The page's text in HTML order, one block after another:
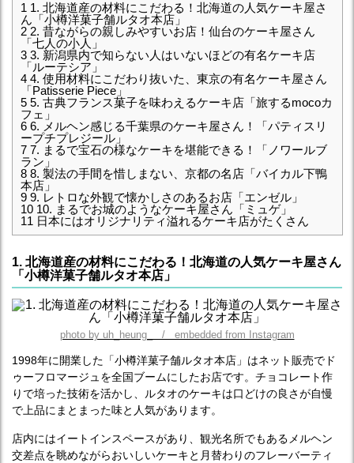
1 1. 北海道産の材料にこだわる！北海道の人気ケーキ屋さ
ん「小樽洋菓子舗ルタオ本店」
2 2. 昔ながらの親しみやすいお店！仙台のケーキ屋さん
「七人の小人」
3 3. 新潟県内で知らない人はいないほどの有名ケーキ店
「ルーテシア」
4 4. 使用材料にこだわり抜いた、東京の有名ケーキ屋さん
「Patisserie Piece」
5 5. 古典フランス菓子を味わえるケーキ店「旅するmocoカ
フェ」
6 6. メルヘン感じる千葉県のケーキ屋さん！「パティスリ
ープチプレジール」
7 7. まるで宝石の様なケーキを堪能できる！「ノワールブ
ラン」
8 8. 製法の手間を惜しまない、京都の名店「バイカル下鴨
本店」
9 9. レトロな外観で懐かしさのあるお店「エンゼル」
10 10. まるでお城のようなケーキ屋さん「ミュゲ」
11 日本にはオリジナリティ溢れるケーキ店がたくさん
1. 北海道産の材料にこだわる！北海道の人気ケーキ屋さん
「小樽洋菓子舗ルタオ本店」
photo by uh_heung_ / embedded from Instagram
1998年に開業した「小樽洋菓子舗ルタオ本店」はネット販売でド
ゥーフロマージュを全国ブームにしたお店です。チョコレート作
りで培った技術を活かし、ルタオのケーキは口どけの良さが自慢
で上品にまとまった味と人気があります。
店内にはイートインスペースがあり、観光名所でもあるメルヘン
交差点を眺めながらおいしいケーキと月替わりのフレーバーティ